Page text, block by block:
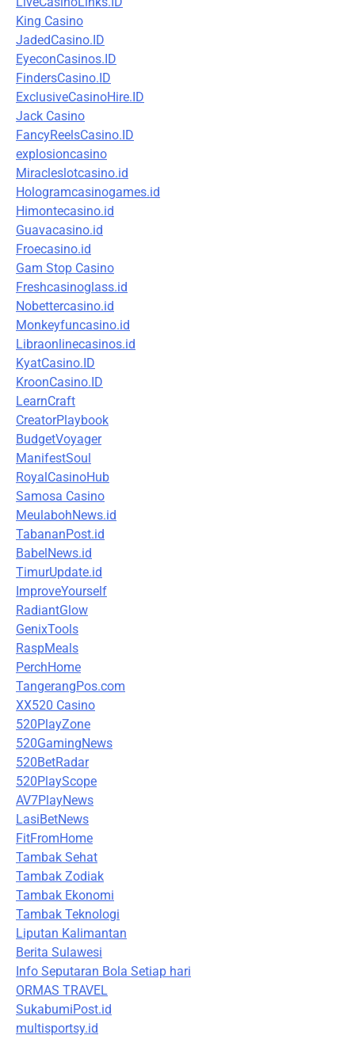
King Casino
JadedCasino.ID
EyeconCasinos.ID
FindersCasino.ID
ExclusiveCasinoHire.ID
Jack Casino
FancyReelsCasino.ID
explosioncasino
Miracleslotcasino.id
Hologramcasinogames.id
Himontecasino.id
Guavacasino.id
Froecasino.id
Gam Stop Casino
Freshcasinoglass.id
Nobettercasino.id
Monkeyfuncasino.id
Libraonlinecasinos.id
KyatCasino.ID
KroonCasino.ID
LearnCraft
CreatorPlaybook
BudgetVoyager
ManifestSoul
RoyalCasinoHub
Samosa Casino
MeulabohNews.id
TabananPost.id
BabelNews.id
TimurUpdate.id
ImproveYourself
RadiantGlow
GenixTools
RaspMeals
PerchHome
TangerangPos.com
XX520 Casino
520PlayZone
520GamingNews
520BetRadar
520PlayScope
AV7PlayNews
LasiBetNews
FitFromHome
Tambak Sehat
Tambak Zodiak
Tambak Ekonomi
Tambak Teknologi
Liputan Kalimantan
Berita Sulawesi
Info Seputaran Bola Setiap hari
ORMAS TRAVEL
SukabumiPost.id
multisportsy.id